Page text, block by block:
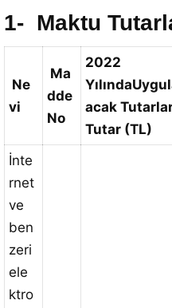
1- Maktu
Ne
vi
Ma
dde
No
2022
Yılında
acak
Tutar (TL)
İnte
rnet
ve
ben
zeri
ele
ktro